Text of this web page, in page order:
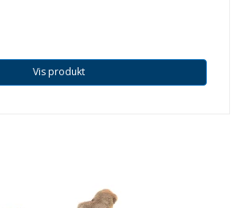
Vis produkt